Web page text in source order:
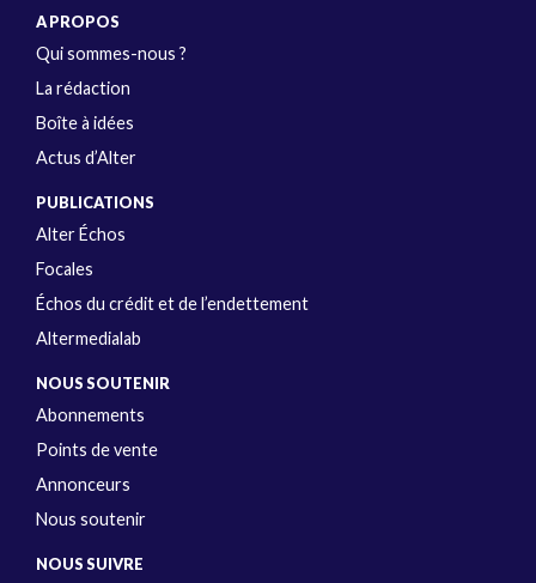
A PROPOS
Qui sommes-nous ?
La rédaction
Boîte à idées
Actus d’Alter
PUBLICATIONS
Alter Échos
Focales
Échos du crédit et de l’endettement
Altermedialab
NOUS SOUTENIR
Abonnements
Points de vente
Annonceurs
Nous soutenir
NOUS SUIVRE